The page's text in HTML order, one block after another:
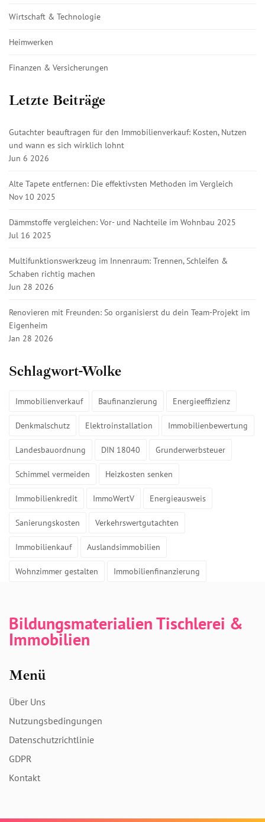
Wirtschaft & Technologie
Heimwerken
Finanzen & Versicherungen
Letzte Beiträge
Gutachter beauftragen für den Immobilienverkauf: Kosten, Nutzen
und wann es sich wirklich lohnt
Jun 6 2026
Alte Tapete entfernen: Die effektivsten Methoden im Vergleich
Nov 10 2025
Dämmstoffe vergleichen: Vor- und Nachteile im Wohnbau 2025
Jul 16 2025
Multifunktionswerkzeug im Innenraum: Trennen, Schleifen &
Schaben richtig machen
Jun 28 2026
Renovieren mit Freunden: So organisierst du dein Team-Projekt im
Eigenheim
Jan 28 2026
Schlagwort-Wolke
Immobilienverkauf Baufinanzierung Energieeffizienz
Denkmalschutz Elektroinstallation Immobilienbewertung
Landesbauordnung DIN 18040 Grunderwerbsteuer
Schimmel vermeiden Heizkosten senken
Immobilienkredit ImmoWertV Energieausweis
Sanierungskosten Verkehrswertgutachten
Immobilienkauf Auslandsimmobilien
Wohnzimmer gestalten Immobilienfinanzierung
Bildungsmaterialien Tischlerei &
Immobilien
Menü
Über Uns
Nutzungsbedingungen
Datenschutzrichtlinie
GDPR
Kontakt